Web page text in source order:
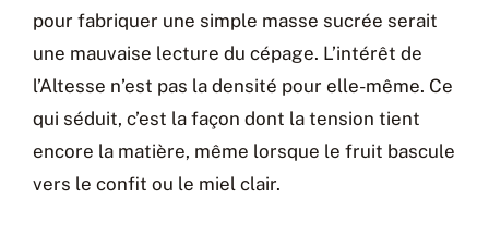
pour fabriquer une simple masse sucrée serait
une mauvaise lecture du cépage. L’intérêt de
l’Altesse n’est pas la densité pour elle-même. Ce
qui séduit, c’est la façon dont la tension tient
encore la matière, même lorsque le fruit bascule
vers le confit ou le miel clair.